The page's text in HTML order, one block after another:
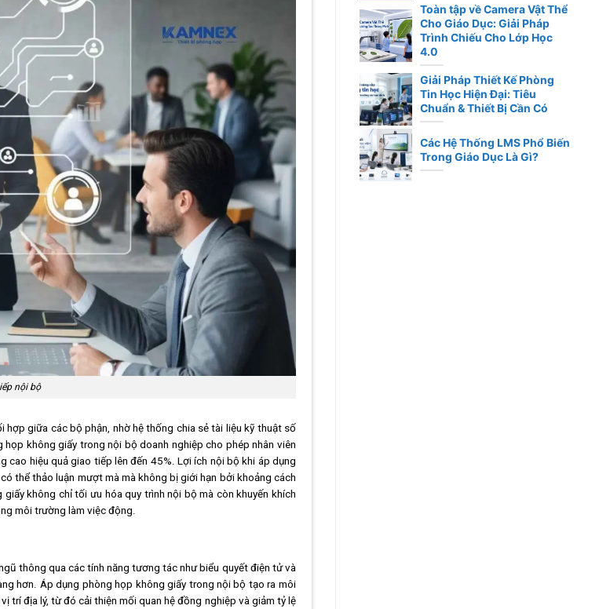
nội bộ
giữa các bộ phận, nhờ hệ thống chia sẻ tài liệu kỹ thuật số
không giấy trong nội bộ doanh nghiệp cho phép nhân viên
hiệu quả giao tiếp lên đến 45%. Lợi ích nội bộ khi áp dụng
thể thảo luận mượt mà mà không bị giới hạn bởi khoảng cách
không chỉ tối ưu hóa quy trình nội bộ mà còn khuyến khích
môi trường làm việc động.
thông qua các tính năng tương tác như biểu quyết điện tử và
hơn. Áp dụng phòng họp không giấy trong nội bộ tạo ra môi
trí địa lý, từ đó cải thiện mối quan hệ đồng nghiệp và giảm tỷ lệ
Toàn tập về Camera Vật Thể
Cho Giáo Dục: Giải Pháp
Trình Chiếu Cho Lớp Học
4.0
Giải Pháp Thiết Kế Phòng
Tin Học Hiện Đại: Tiêu
Chuẩn & Thiết Bị Cần Có
Các Hệ Thống LMS Phổ Biến
Trong Giáo Dục Là Gì?